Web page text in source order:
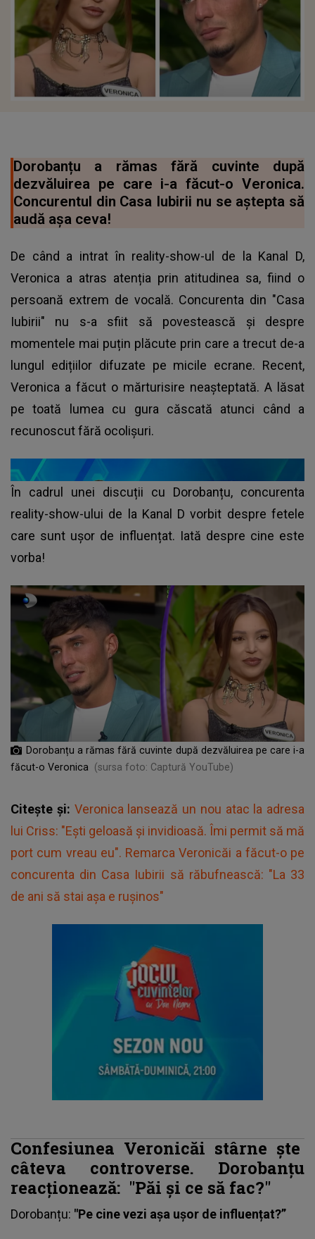
Dorobanțu a rămas fără cuvinte după
dezvăluirea pe care i-a făcut-o Veronica.
Concurentul din Casa Iubirii nu se aștepta să
audă așa ceva!
De când a intrat în reality-show-ul de la Kanal D,
Veronica a atras atenția prin atitudinea sa, fiind o
persoană extrem de vocală. Concurenta din "Casa
Iubirii" nu s-a sfiit să povestească și despre
momentele mai puțin plăcute prin care a trecut de-a
lungul edițiilor difuzate pe micile ecrane. Recent,
Veronica a făcut o mărturisire neașteptată. A lăsat
pe toată lumea cu gura căscată atunci când a
recunoscut fără ocolișuri.
În cadrul unei discuții cu Dorobanțu, concurenta
reality-show-ului de la Kanal D vorbit despre fetele
care sunt ușor de influențat. Iată despre cine este
vorba!
Dorobanțu a rămas fără cuvinte după dezvăluirea pe care i-a
făcut-o Veronica
(sursa foto: Captură YouTube)
Citește și: Veronica lansează un nou atac la adresa
lui Criss: "Ești geloasă și invidioasă. Îmi permit să mă
port cum vreau eu". Remarca Veronicăi a făcut-o pe
concurenta din Casa Iubirii să răbufnească: "La 33
de ani să stai așa e rușinos"
Confesiunea Veronicăi stârne ște
câteva controverse. Dorobanțu
reacționează: "Păi și ce să fac?"
Dorobanțu: "Pe cine vezi așa ușor de influențat?”